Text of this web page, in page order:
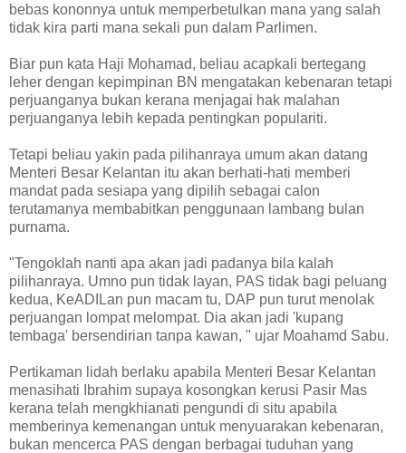
bebas kononnya untuk memperbetulkan mana yang salah
tidak kira parti mana sekali pun dalam Parlimen.
Biar pun kata Haji Mohamad, beliau acapkali bertegang
leher dengan kepimpinan BN mengatakan kebenaran tetapi
perjuanganya bukan kerana menjagai hak malahan
perjuanganya lebih kepada pentingkan populariti.
Tetapi beliau yakin pada pilihanraya umum akan datang
Menteri Besar Kelantan itu akan berhati-hati memberi
mandat pada sesiapa yang dipilih sebagai calon
terutamanya membabitkan penggunaan lambang bulan
purnama.
"Tengoklah nanti apa akan jadi padanya bila kalah
pilihanraya. Umno pun tidak layan, PAS tidak bagi peluang
kedua, KeADILan pun macam tu, DAP pun turut menolak
perjuangan lompat melompat. Dia akan jadi 'kupang
tembaga' bersendirian tanpa kawan, " ujar Moahamd Sabu.
Pertikaman lidah berlaku apabila Menteri Besar Kelantan
menasihati Ibrahim supaya kosongkan kerusi Pasir Mas
kerana telah mengkhianati pengundi di situ apabila
memberinya kemenangan untuk menyuarakan kebenaran,
bukan mencerca PAS dengan berbagai tuduhan yang